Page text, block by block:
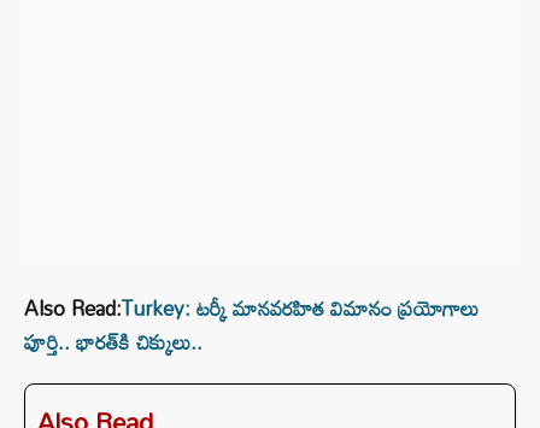
Also Read:Turkey: టర్కీ మానవరహిత విమానం ప్రయోగాలు
పూర్తి.. భారత్‌కి చిక్కులు..